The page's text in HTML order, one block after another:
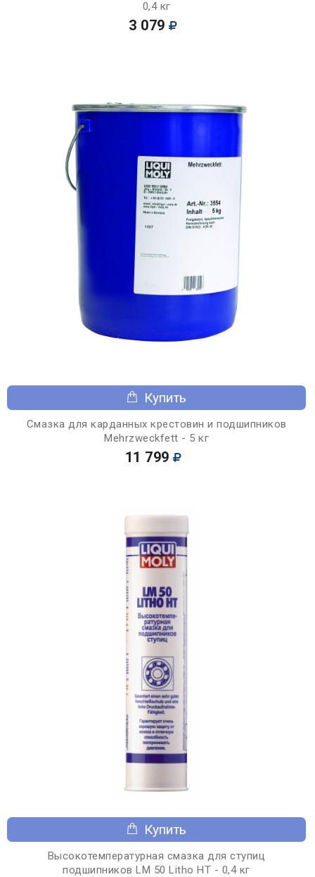
0,4 кг
3 079
Купить
Смазка для карданных крестовин и подшипников
Mehrzweckfett - 5 кг
11 799
Купить
Высокотемпературная смазка для ступиц
подшипников LM 50 Litho HT - 0,4 кг